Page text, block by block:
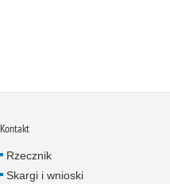
Kontakt
Rzecznik
Skargi i wnioski